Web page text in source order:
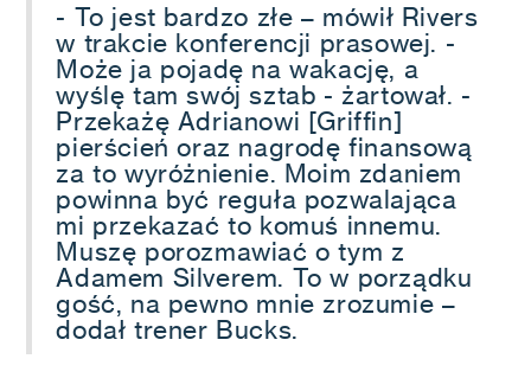
- To jest bardzo złe – mówił Rivers
w trakcie konferencji prasowej. -
Może ja pojadę na wakację, a
wyślę tam swój sztab - żartował. -
Przekażę Adrianowi [Griffin]
pierścień oraz nagrodę finansową
za to wyróżnienie. Moim zdaniem
powinna być reguła pozwalająca
mi przekazać to komuś innemu.
Muszę porozmawiać o tym z
Adamem Silverem. To w porządku
gość, na pewno mnie zrozumie –
dodał trener Bucks.